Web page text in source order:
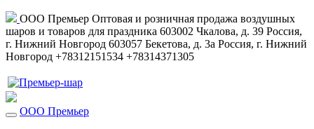
ООО Премьер Оптовая и розничная продажа воздушных
шаров и товаров для праздника 603002 Чкалова, д. 39 Россия,
г. Нижний Новгород 603057 Бекетова, д. 3а Россия, г. Нижний
Новгород +78312151534 +78314371305
ООО Премьер